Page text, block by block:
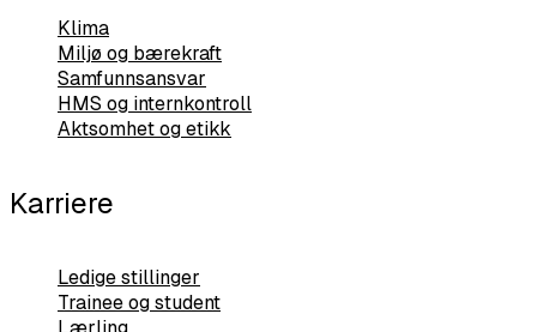
Klima
Miljø og bærekraft
Samfunnsansvar
HMS og internkontroll
Aktsomhet og etikk
Karriere
Ledige stillinger
Trainee og student